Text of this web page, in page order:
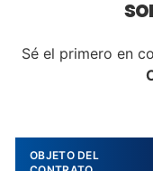
Sé el primero en
OBJETO DEL